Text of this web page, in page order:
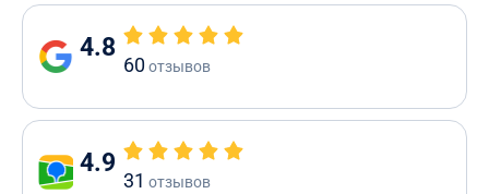
4.8
60отзывов
4.9
31 отзывов